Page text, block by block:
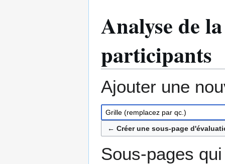
Analyse de
participants
Ajouter une
← Créer une sous-page
Sous-pages